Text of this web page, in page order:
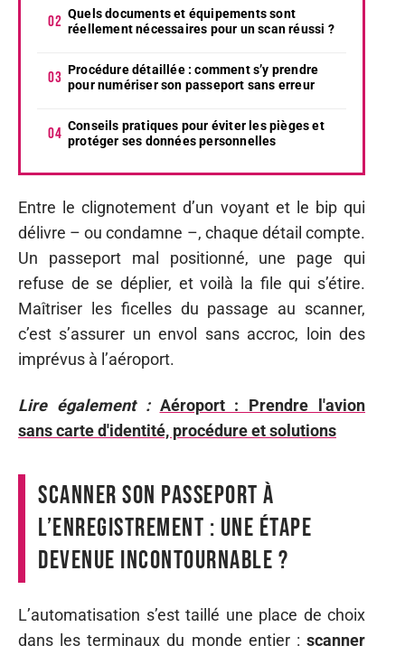
Quels documents et équipements sont
réellement nécessaires pour un scan réussi ?
Procédure détaillée : comment s’y prendre
pour numériser son passeport sans erreur
Conseils pratiques pour éviter les pièges et
protéger ses données personnelles
Entre le clignotement d’un voyant et le bip qui
délivre – ou condamne –, chaque détail compte.
Un passeport mal positionné, une page qui
refuse de se déplier, et voilà la file qui s’étire.
Maîtriser les ficelles du passage au scanner,
c’est s’assurer un envol sans accroc, loin des
imprévus à l’aéroport.
Lire également : Aéroport : Prendre l'avion
sans carte d'identité, procédure et solutions
Scanner son passeport à
l’enregistrement : une étape
devenue incontournable ?
L’automatisation s’est taillé une place de choix
dans les terminaux du monde entier : scanner